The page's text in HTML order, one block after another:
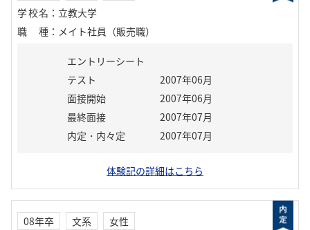
学校名 ： 立教大学
職種 ： メイト社員（販売職）
エントリーシート
テスト
2007年06月
面接開始
2007年06月
最終面接
2007年07月
内定・内々定
2007年07月
体験記の詳細はこちら
08年卒 文系
女性